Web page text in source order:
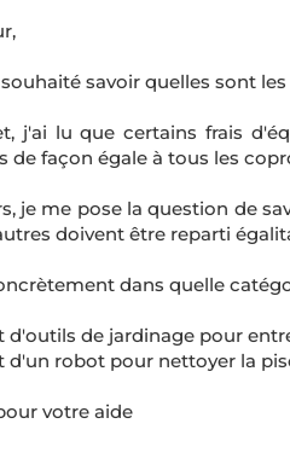
savoir quelles sont
j'ai lu que certains frais
de façon égale à tous les
je me pose la question de
doivent être reparti
dans quelle
d'outils de jardinage pour
d'un robot pour nettoyer la
votre aide